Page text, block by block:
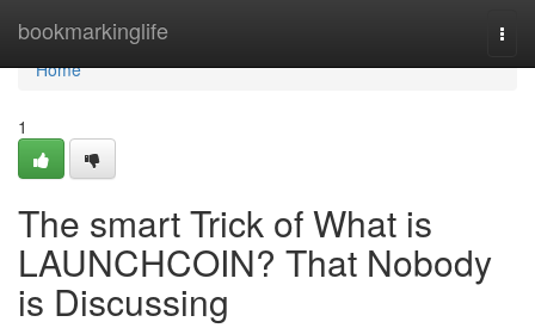
bookmarkinglife
Home
Home
1
The smart Trick of What is
LAUNCHCOIN? That Nobody
is Discussing